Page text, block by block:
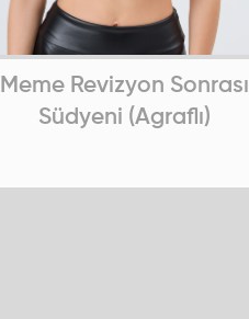
Meme Revizyon Sonrası
Südyeni (Agraflı)